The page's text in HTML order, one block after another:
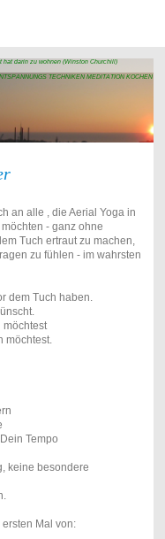
hat darin zu wohnen (Winston Churchill)
TECHNIKEN MEDITATION KOCHEN
an alle , die Aerial Yoga in
- ganz ohne
Tuch ertraut zu machen,
zu fühlen - im wahrsten
dem Tuch haben.
möchtest
möchtest.
Tempo
keine besondere
Mal von: